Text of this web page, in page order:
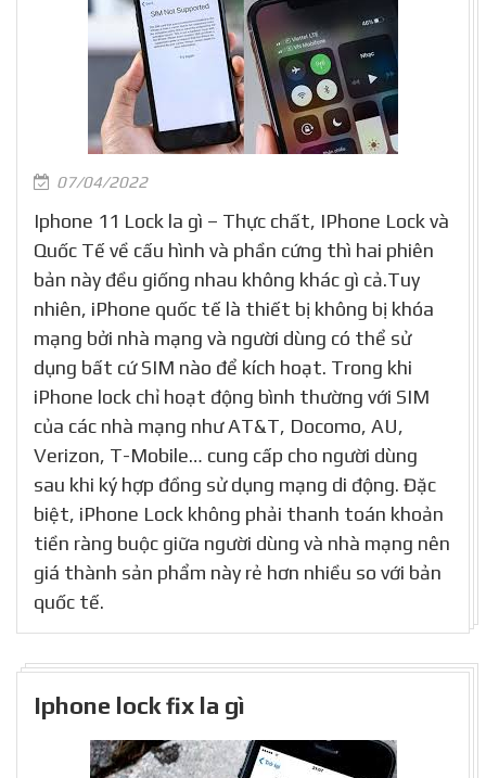
07/04/2022
Iphone 11 Lock la gì – Thực chất, IPhone Lock và
Quốc Tế về cấu hình và phần cứng thì hai phiên
bản này đều giống nhau không khác gì cả.Tuy
nhiên, iPhone quốc tế là thiết bị không bị khóa
mạng bởi nhà mạng và người dùng có thể sử
dụng bất cứ SIM nào để kích hoạt. Trong khi
iPhone lock chỉ hoạt động bình thường với SIM
của các nhà mạng như AT&T, Docomo, AU,
Verizon, T-Mobile… cung cấp cho người dùng
sau khi ký hợp đồng sử dụng mạng di động. Đặc
biệt, iPhone Lock không phải thanh toán khoản
tiền ràng buộc giữa người dùng và nhà mạng nên
giá thành sản phẩm này rẻ hơn nhiều so với bản
quốc tế.
Iphone lock fix la gì